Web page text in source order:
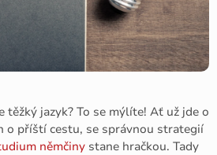
těžký jazyk? To se mýlíte! Ať už jde o
o příští cestu, se správnou strategií
němčiny stane hračkou. Tady